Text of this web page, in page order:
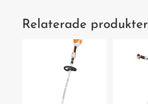
Relaterade produkter